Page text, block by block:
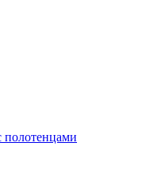
полотенцами